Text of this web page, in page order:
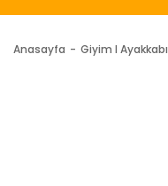
Anasayfa Giyim I Ayakkabı